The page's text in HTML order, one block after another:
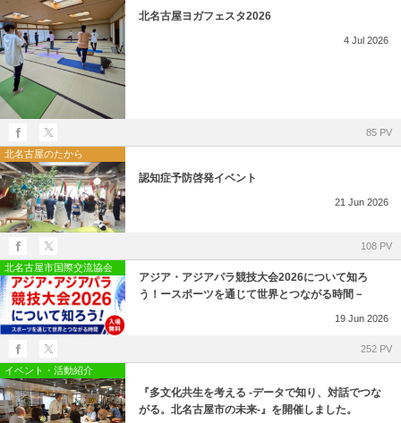
北名古屋ヨガフェスタ2026
4 Jul 2026
85 PV
北名古屋のたから
認知症予防啓発イベント
21 Jun 2026
108 PV
北名古屋市国際交流協会
アジア・アジアパラ競技大会2026について知ろ
う！ースポーツを通じて世界とつながる時間－
19 Jun 2026
252 PV
イベント・活動紹介
『多文化共生を考える -データで知り、対話でつな
がる。北名古屋市の未来-』を開催しました。